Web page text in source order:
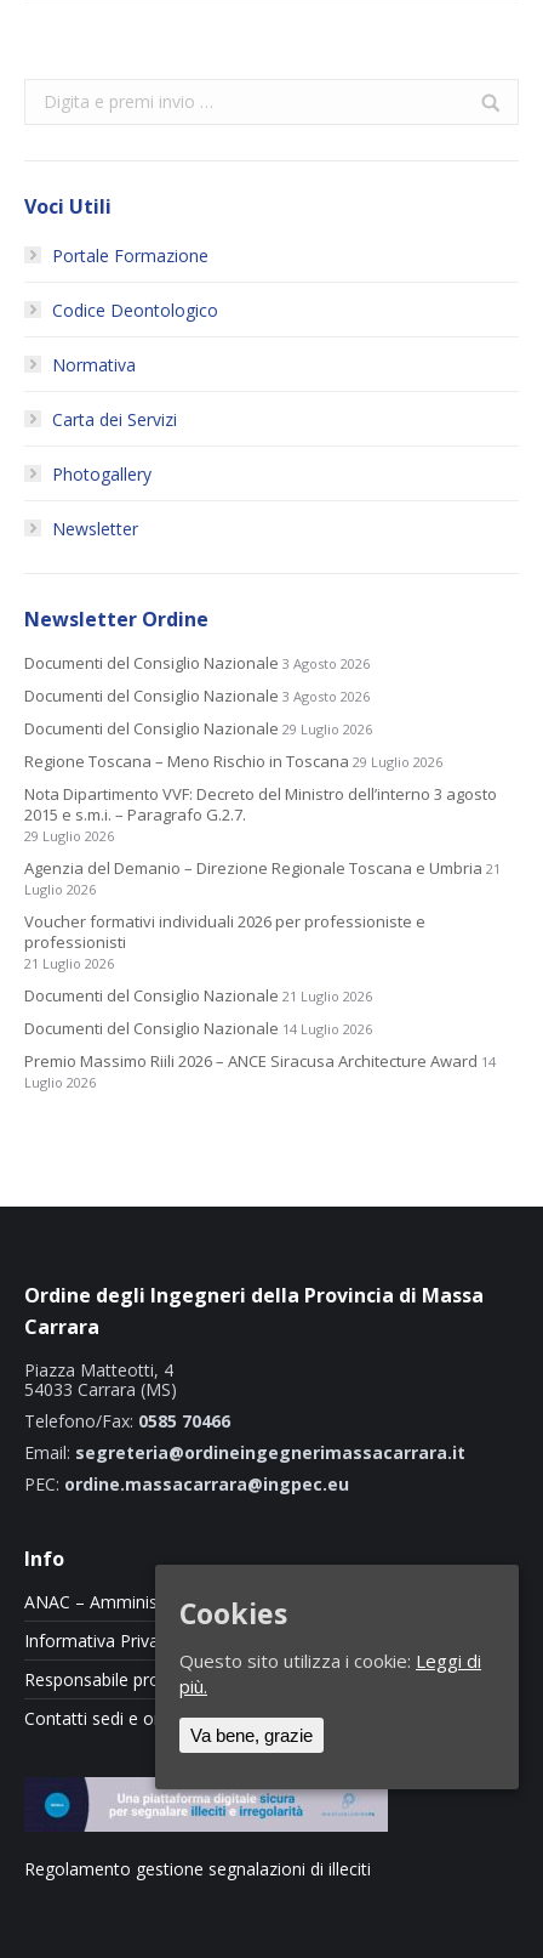
Search:
Voci Utili
Portale Formazione
Codice Deontologico
Normativa
Carta dei Servizi
Photogallery
Newsletter
Newsletter Ordine
Documenti del Consiglio Nazionale 3 Agosto 2026
Documenti del Consiglio Nazionale 3 Agosto 2026
Documenti del Consiglio Nazionale 29 Luglio 2026
Regione Toscana – Meno Rischio in Toscana 29 Luglio 2026
Nota Dipartimento VVF: Decreto del Ministro dell’interno 3 agosto
2015 e s.m.i. – Paragrafo G.2.7.
29 Luglio 2026
Agenzia del Demanio – Direzione Regionale Toscana e Umbria 21
Luglio 2026
Voucher formativi individuali 2026 per professioniste e
professionisti
21 Luglio 2026
Documenti del Consiglio Nazionale 21 Luglio 2026
Documenti del Consiglio Nazionale 14 Luglio 2026
Premio Massimo Riili 2026 – ANCE Siracusa Architecture Award 14
Luglio 2026
Ordine degli Ingegneri della Provincia di Massa
Carrara
Piazza Matteotti, 4
54033 Carrara (MS)
Telefono/Fax: 0585 70466
Email: segreteria@ordineingegnerimassacarrara.it
PEC: ordine.massacarrara@ingpec.eu
Info
ANAC – Amministrazione Trasparente
Informativa Privacy e Cookie Policy
Responsabile protezione dati
Contatti sedi e orari
Regolamento gestione segnalazioni di illeciti
Cookies
Questo sito utilizza i cookie: Leggi di
più.
Va bene, grazie